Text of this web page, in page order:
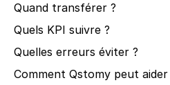
Quand transférer ?
Quels KPI suivre ?
Quelles erreurs éviter ?
Comment Qstomy peut aider